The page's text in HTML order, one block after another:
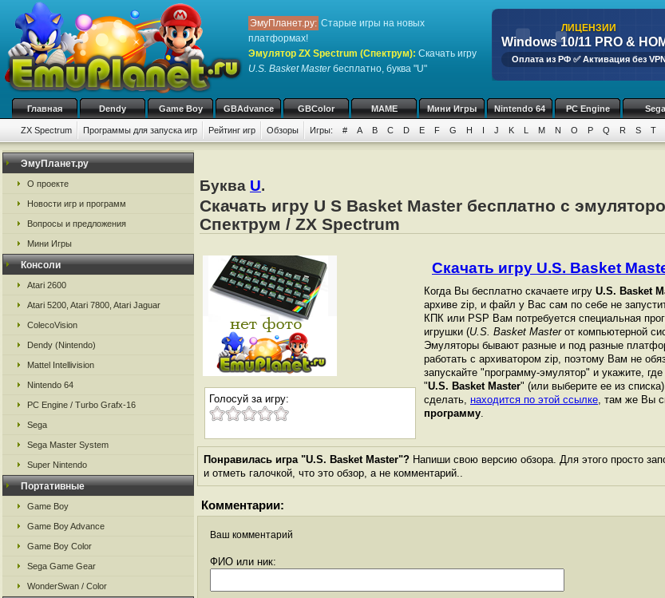
ЭмуПланет.ру: Старые игры на новых
платформах!
Эмулятор ZX Spectrum (Спектрум): Скачать игру
U.S. Basket Masterбесплатно, буква "U"
ЛИЦЕНЗИИ
Windows 10/11 PRO &
Оплата из РФ ✅ Активация без
Главная Dendy Game Boy GBAdvance GBColor MAME Мини Игры Nintendo 64 PC Engine Sega
ZX Spectrum Программы для запуска игр Рейтинг игр Обзоры Игры: # A B C D E F G H I J K L M N O P Q R S T
ЭмуПланет.ру
О проекте
Новости игр и программ
Вопросы и предложения
Мини Игры
Консоли
Atari 2600
Atari 5200, Atari 7800, Atari Jaguar
ColecoVision
Dendy (Nintendo)
Mattel Intellivision
Nintendo 64
PC Engine / Turbo Grafx-16
Sega
Sega Master System
Super Nintendo
Портативные
Game Boy
Game Boy Advance
Game Boy Color
Sega Game Gear
WonderSwan / Color
Буква U.
Скачать игру U S Basket Master бесплатно с
Спектрум / ZX Spectrum
Голосуй за игру:
Скачать игру U.S. Basket
Когда Вы бесплатно скачаете игру U.S. Basket
архиве zip, и файл у Вас сам по себе не
КПК или PSP Вам потребуется специальная
игрушки (U.S. Basket Masterот компьютерной
Эмуляторы бывают разные и под разные
работать с архиватором zip, поэтому Вам не
запускайте "программу-эмулятор" и укажите,
"U.S. Basket Master" (или выберите ее из
сделать, находится по этой ссылке, там же Вы
программу.
Понравилась игра "U.S. Basket Master"? Напиши свою версию обзора. Для этого просто
и отметь галочкой, что это обзор, а не комментарий..
Комментарии:
Ваш комментарий
ФИО или ник: